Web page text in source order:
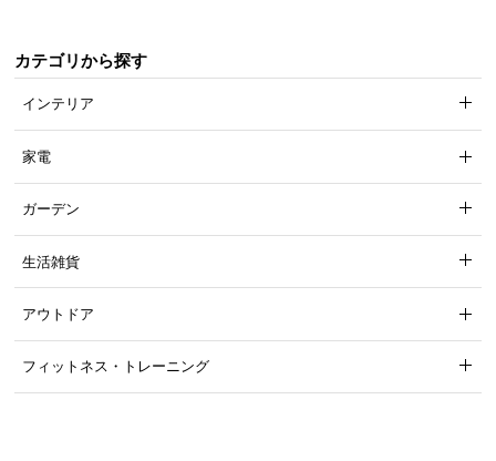
カテゴリから探す
インテリア
家電
ガーデン
生活雑貨
アウトドア
フィットネス・トレーニング